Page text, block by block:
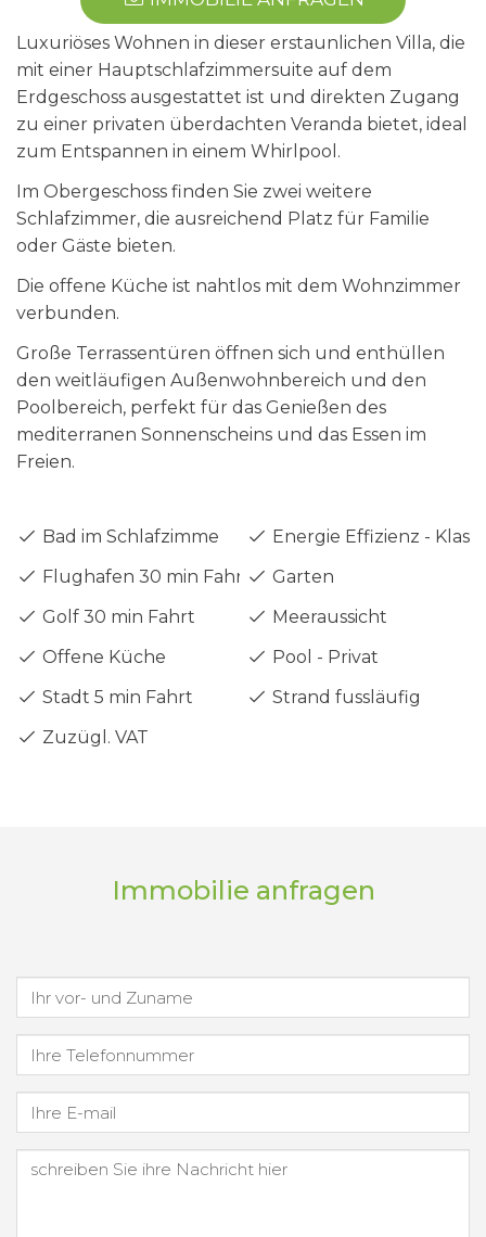
Luxuriöses Wohnen in dieser erstaunlichen Villa, die
mit einer Hauptschlafzimmersuite auf dem
Erdgeschoss ausgestattet ist und direkten Zugang
zu einer privaten überdachten Veranda bietet, ideal
zum Entspannen in einem Whirlpool.
Im Obergeschoss finden Sie zwei weitere
Schlafzimmer, die ausreichend Platz für Familie
oder Gäste bieten.
Die offene Küche ist nahtlos mit dem Wohnzimmer
verbunden.
Große Terrassentüren öffnen sich und enthüllen
den weitläufigen Außenwohnbereich und den
Poolbereich, perfekt für das Genießen des
mediterranen Sonnenscheins und das Essen im
Freien.
Bad im Schlafzimme
Energie Effizienz -
Flughafen 30 min Fahrt
Garten
Golf 30 min Fahrt
Meeraussicht
Offene Küche
Pool - Privat
Stadt 5 min Fahrt
Strand fussläufig
Zuzügl. VAT
Immobilie anfragen